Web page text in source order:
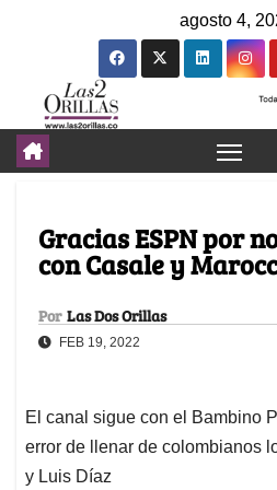
agosto 4,
Gracias ESPN por
con Casale y
Por Las Dos Orillas
FEB 19, 2022
El canal sigue con el Bambino
error de llenar de colombianos
y Luis Díaz